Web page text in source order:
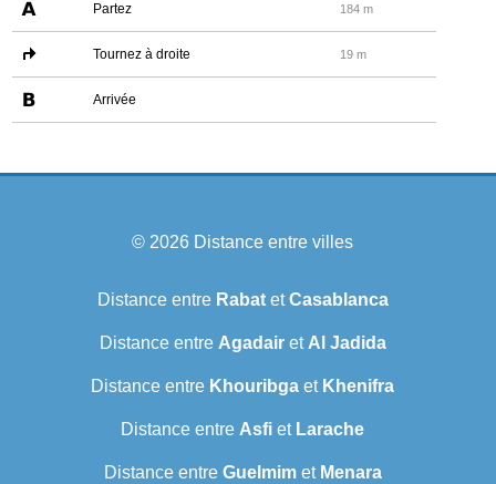
Partez 184 m
Tournez à droite 19 m
Arrivée
© 2026 Distance entre villes
Distance entre RabatetCasablanca
Distance entre Agadairet Al Jadida
Distance entre Khouribga et Khenifra
Distance entre Asfi et Larache
Distance entre Guelmimet Menara